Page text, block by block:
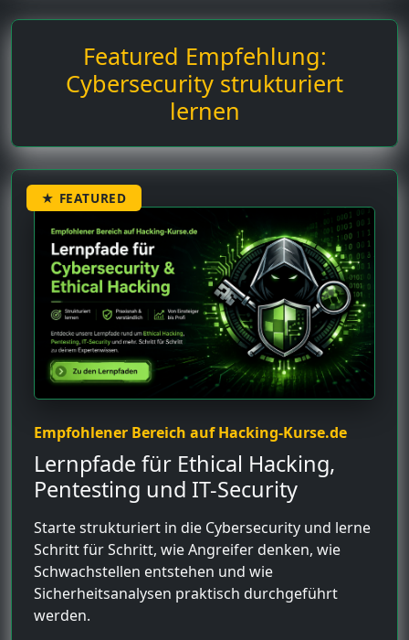
Featured Empfehlung:
Cybersecurity strukturiert
lernen
★ FEATURED
Empfohlener Bereich auf Hacking-Kurse.de
Lernpfade für Ethical Hacking,
Pentesting und IT-Security
Starte strukturiert in die Cybersecurity und lerne
Schritt für Schritt, wie Angreifer denken, wie
Schwachstellen entstehen und wie
Sicherheitsanalysen praktisch durchgeführt
werden.